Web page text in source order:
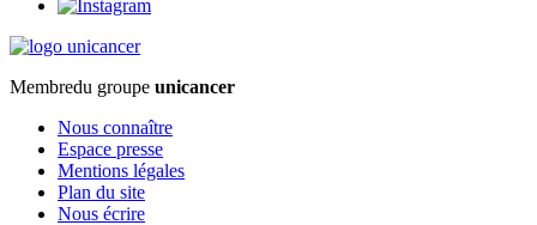
Membredu groupe unicancer
Nous connaître
Espace presse
Mentions légales
Plan du site
Nous écrire